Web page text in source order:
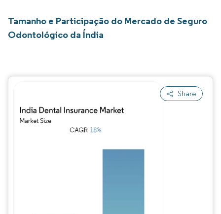
Tamanho e Participação do Mercado de Seguro
Odontológico da Índia
Share